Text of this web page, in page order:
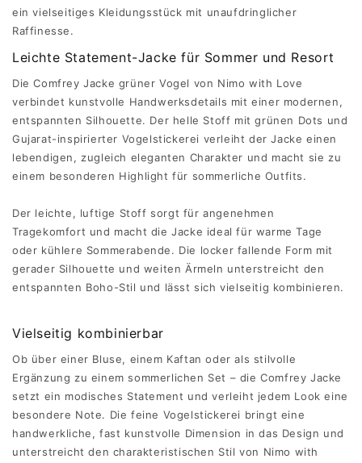
ein vielseitiges Kleidungsstück mit unaufdringlicher
Raffinesse.
Leichte Statement-Jacke für Sommer und Resort
Die Comfrey Jacke grüner Vogel von Nimo with Love
verbindet kunstvolle Handwerksdetails mit einer modernen,
entspannten Silhouette. Der helle Stoff mit grünen Dots und
Gujarat-inspirierter Vogelstickerei verleiht der Jacke einen
lebendigen, zugleich eleganten Charakter und macht sie zu
einem besonderen Highlight für sommerliche Outfits.
Der leichte, luftige Stoff sorgt für angenehmen
Tragekomfort und macht die Jacke ideal für warme Tage
oder kühlere Sommerabende. Die locker fallende Form mit
gerader Silhouette und weiten Ärmeln unterstreicht den
entspannten Boho-Stil und lässt sich vielseitig kombinieren.
Vielseitig kombinierbar
Ob über einer Bluse, einem Kaftan oder als stilvolle
Ergänzung zu einem sommerlichen Set – die Comfrey Jacke
setzt ein modisches Statement und verleiht jedem Look eine
besondere Note. Die feine Vogelstickerei bringt eine
handwerkliche, fast kunstvolle Dimension in das Design und
unterstreicht den charakteristischen Stil von Nimo with